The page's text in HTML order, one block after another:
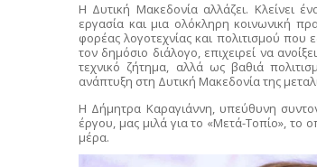
Η Δυτική Μακεδονία αλλάζει. Κλείνει
εργασία και μια ολόκληρη κοινωνική
φορέας λογοτεχνίας και πολιτισμού που
τον δημόσιο διάλογο, επιχειρεί να
τεχνικό ζήτημα, αλλά ως βαθιά
ανάπτυξη στη Δυτική Μακεδονία της
Η Δήμητρα Καραγιάννη, υπεύθυνη
έργου, μας μιλά για το «Μετά-Τοπίο», το
μέρα.